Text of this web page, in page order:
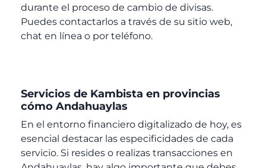
durante el proceso de cambio de divisas.
Puedes contactarlos a través de su sitio web,
chat en línea o por teléfono.
Servicios de Kambista en provincias
cómo Andahuaylas
En el entorno financiero digitalizado de hoy, es
esencial destacar las especificidades de cada
servicio. Si resides o realizas transacciones en